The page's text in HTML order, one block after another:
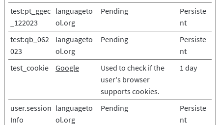
test:pt_ggec
_122023
languageto
ol.org
Pending
Persiste
nt
test:qb_062
023
languageto
ol.org
Pending
Persiste
nt
test_cookie
Google
Used to check if the
user's browser
supports cookies.
1 day
user.session
Info
languageto
ol.org
Pending
Persiste
nt